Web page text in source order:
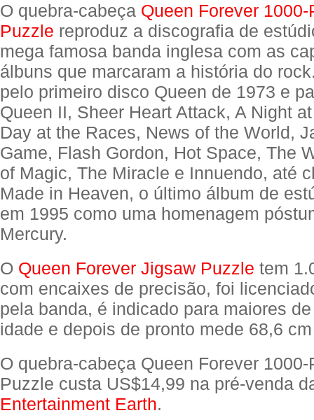
O quebra-cabeça Queen Forever
Puzzle reproduz a discografia de
mega famosa banda inglesa com as
álbuns que marcaram a história do
pelo primeiro disco Queen de 1973 e
Queen II, Sheer Heart Attack, A Night
Day at the Races, News of the World,
Game, Flash Gordon, Hot Space, The
of Magic, The Miracle e Innuendo, até
Made in Heaven, o último álbum de
em 1995 como uma homenagem
Mercury.
O Queen Forever Jigsaw Puzzle tem
com encaixes de precisão, foi
pela banda, é indicado para maiores
idade e depois de pronto mede 68,6
O quebra-cabeça Queen Forever
Puzzle custa US$14,99 na pré-venda
Entertainment Earth.